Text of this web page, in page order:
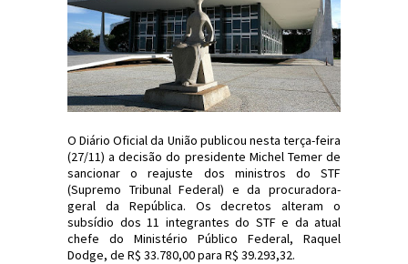
O Diário Oficial da União publicou nesta terça-feira
(27/11) a decisão do presidente Michel Temer de
sancionar o reajuste dos ministros do STF
(Supremo Tribunal Federal) e da procuradora-
geral da República. Os decretos alteram o
subsídio dos 11 integrantes do STF e da atual
chefe do Ministério Público Federal, Raquel
Dodge, de R$ 33.780,00 para R$ 39.293,32.